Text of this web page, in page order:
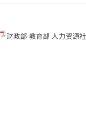
财政部 教育部 人力资源